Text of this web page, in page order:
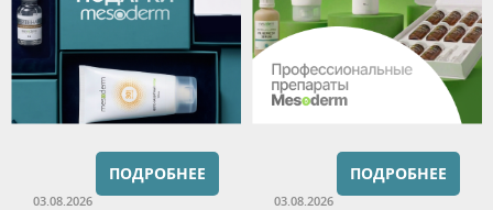
03.08.2026
ПОДРОБНЕЕ
03.08.2026
ПОДРОБНЕЕ